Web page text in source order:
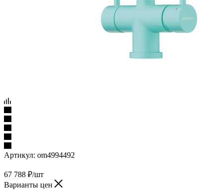
Артикул: om4994492
67 788 ₽/шт
Варианты цен